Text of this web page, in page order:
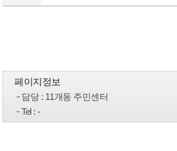
페이지정보
담당: 11개동 주민센터
Tel: -